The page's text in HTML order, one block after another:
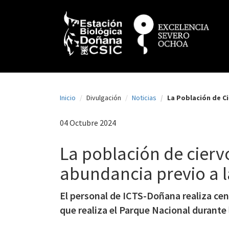
g
Inicio Divulgación Noticias La Población de
04 Octubre 2024
La población de
abundancia previo a
El personal de ICTS-Doñana realiza
que realiza el Parque Nacional durante